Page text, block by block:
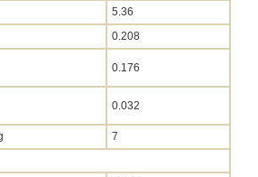
5.36
0.208
0.176
0.032
7